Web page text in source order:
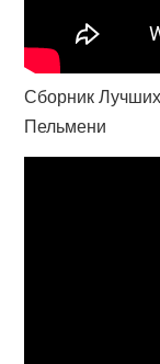
Сборник
Пельмени